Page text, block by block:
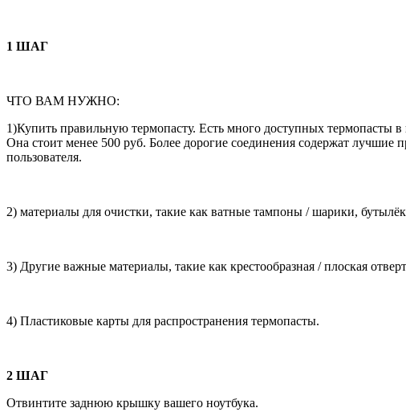
1 ШАГ
ЧТО ВАМ НУЖНО:
1)Купить правильную термопасту. Есть много доступных термопасты
Она стоит менее 500 руб. Более дорогие соединения содержат лучшие
пользователя.
2) материалы для очистки, такие как ватные тампоны / шарики,
3) Другие важные материалы, такие как крестообразная / плоская
4) Пластиковые карты для распространения термопасты.
2 ШАГ
Отвинтите заднюю крышку вашего ноутбука.